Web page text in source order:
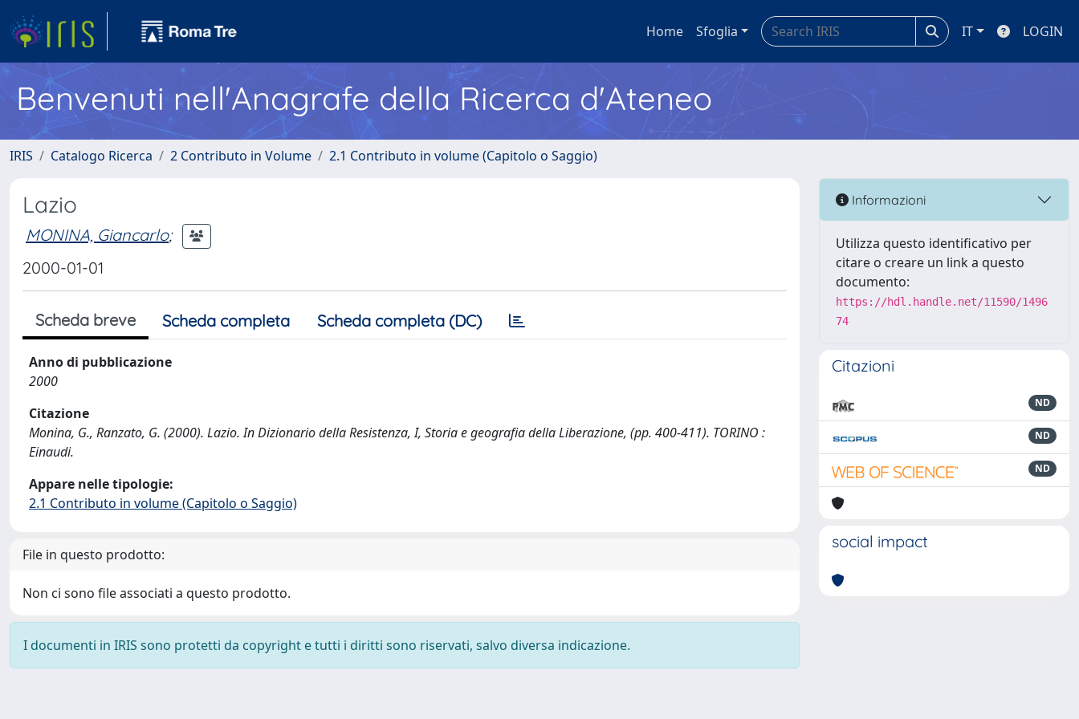
Home Sfoglia IT LOGIN
Benvenuti nell'Anagrafe della Ricerca d'Ateneo
IRIS Catalogo Ricerca 2 Contributo in Volume 2.1 Contributo in volume (Capitolo o Saggio)
Lazio
MONINA, Giancarlo;
2000-01-01
Scheda breve Scheda completa Scheda completa (DC)
Anno di pubblicazione
2000
Citazione
Monina, G., Ranzato, G. (2000). Lazio. In Dizionario della Resistenza, I, Storia e geografia della Liberazione, (pp. 400-411). TORINO :
Einaudi.
Appare nelle tipologie:
2.1 Contributo in volume (Capitolo o Saggio)
File in questo prodotto:
Non ci sono file associati a questo prodotto.
I documenti in IRIS sono protetti da copyright e tutti i diritti sono riservati, salvo diversa indicazione.
Informazioni
Utilizza questo identificativo per
citare o creare un link a questo
documento:
https://hdl.handle.net/11590/1496
74
Citazioni
ND
ND
ND
social impact